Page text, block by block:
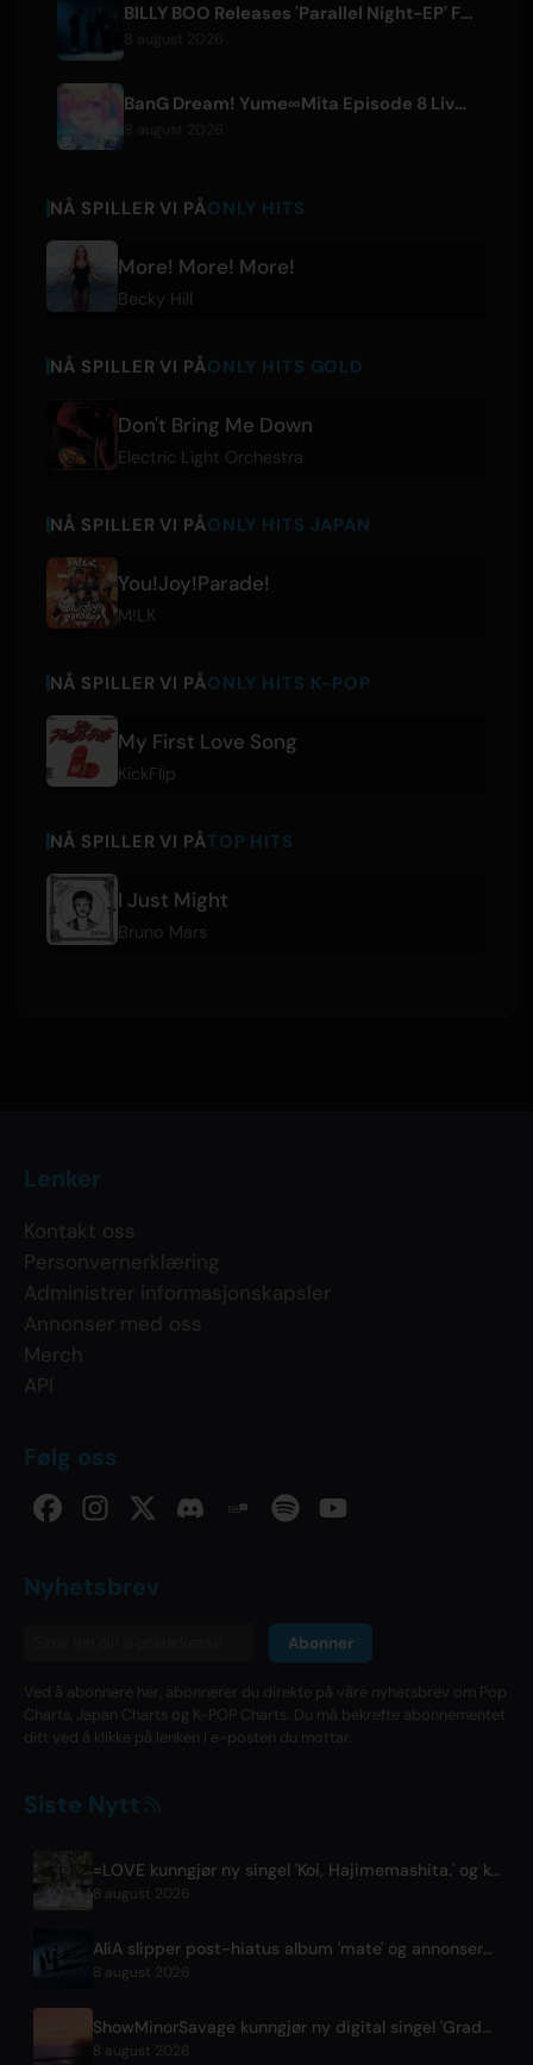
BILLY BOO Releases 'Parallel Night-EP' Featuring TV Drama Theme Song
BanG Dream! Yume∞Mita Episode 8 Live Clip Released
NÅ SPILLER VI PÅONLY HITS
More! More! More!
Becky Hill
NÅ SPILLER VI PÅONLY HITS GOLD
Don't Bring Me Down
Electric Light Orchestra
NÅ SPILLER VI PÅONLY HITS JAPAN
You!Joy!Parade!
M!LK
NÅ SPILLER VI PÅONLY HITS K-POP
My First Love Song
KickFlip
NÅ SPILLER VI PÅTOP HITS
I Just Might
Bruno Mars
Lenker
Kontakt oss
Personvernerklæring
Administrer informasjonskapsler
Annonser med oss
Merch
API
Følg oss
Nyhetsbrev
Abonner
Ved å abonnere her, abonnerer du direkte på våre nyhetsbrev om Pop
Charts, Japan Charts og K-POP Charts. Du må bekrefte abonnementet
ditt ved å klikke på lenken i e-posten du mottar.
Siste Nytt
=LOVE kunngjør ny singel 'Koi, Hajimemashita.' og konserter på Tokyo Dome
8 august 2026
AliA slipper post-hiatus album 'mate' og annonserer Tokyo-konsert
8 august 2026
ShowMinorSavage kunngjør ny digital singel 'Gradation'
8 august 2026